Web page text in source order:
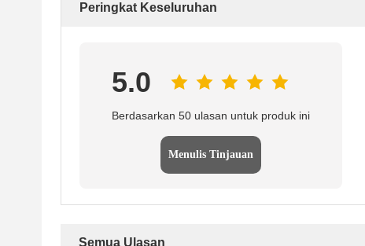
Peringkat Keseluruhan
5.0
Berdasarkan 50 ulasan untuk produk ini
Menulis Tinjauan
Semua Ulasan